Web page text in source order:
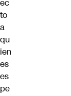
ec
to
a
qu
ien
es
es
pe